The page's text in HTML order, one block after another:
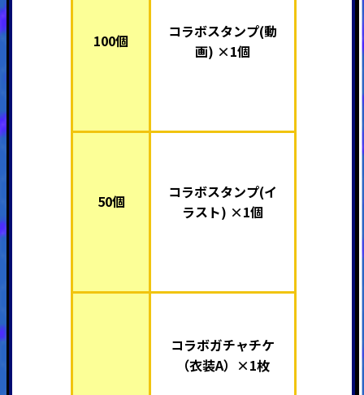
100個
コラボスタンプ(動
画) ×1個
50個
コラボスタンプ(イ
ラスト) ×1個
コラボガチャチケ
（衣装A）×1枚